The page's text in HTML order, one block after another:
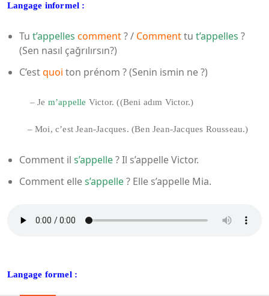
Langage informel :
Tu t’appelles comment? / Commenttu t’appelles ?
(Sen nasıl çağrılırsın?)
C’estquoi ton prénom ? (Senin ismin ne ?)
– Je m’appelle Victor. ((Beni adım Victor.)
– Moi, c’est Jean-Jacques. (Ben Jean-Jacques Rousseau.)
Comment il s’appelle? Il s’appelle Victor.
Comment elles’appelle? Elle s’appelle Mia.
Langage formel :